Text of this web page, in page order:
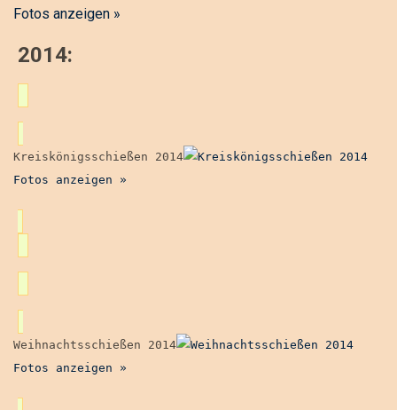
Fotos anzeigen »
2014:
Kreiskönigsschießen 2014
Fotos anzeigen »
Weihnachtsschießen 2014
Fotos anzeigen »